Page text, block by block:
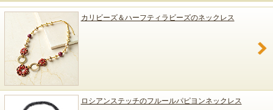
カリビーズ＆ハーフティラビーズのネックレス
ロシアンステッチのフルールパピヨンネックレス